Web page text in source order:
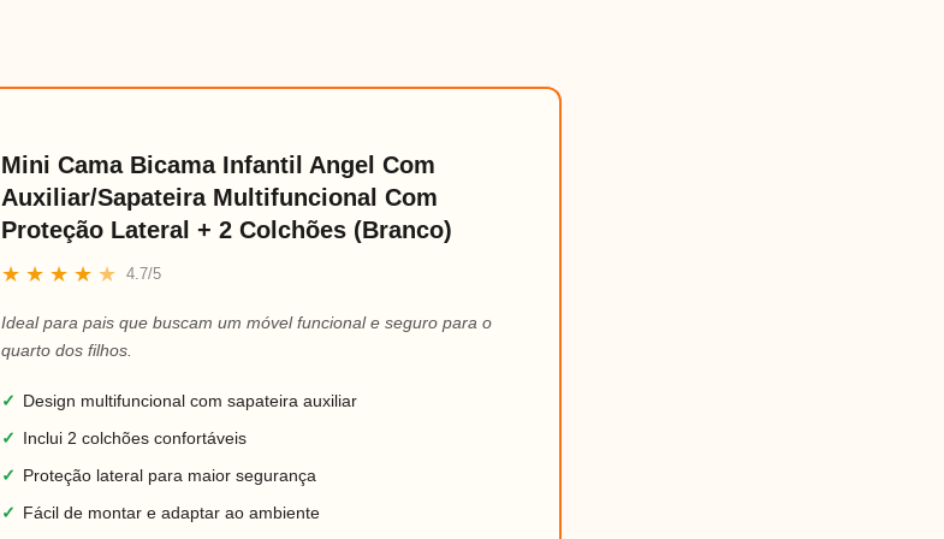
Mini Cama Bicama Infantil Angel Com
Auxiliar/Sapateira Multifuncional Com
Proteção Lateral + 2 Colchões (Branco)
★ ★ ★ ★ ★ 4.7/5
Ideal para pais que buscam um móvel funcional e seguro para o
quarto dos filhos.
✓ Design multifuncional com sapateira auxiliar
✓ Inclui 2 colchões confortáveis
✓ Proteção lateral para maior segurança
✓ Fácil de montar e adaptar ao ambiente